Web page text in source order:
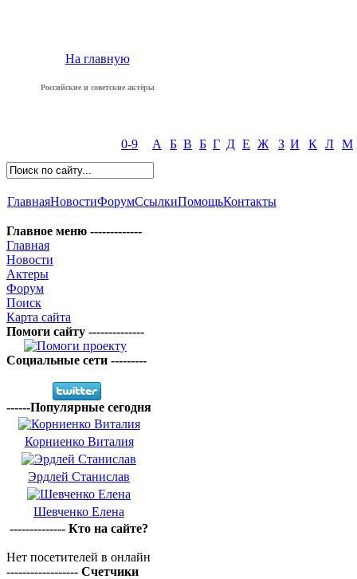
На главную
Российские и советские актёры
0-9 А Б В Б Г Д Е Ж З И К Л М
ГлавнаяНовостиФорумСсылкиПомощьКонтакты
Главное меню -------------
Главная
Новости
Актеры
Форум
Поиск
Карта сайта
Помоги сайту --------------
Социальные сети ---------
------Популярные сегодня
Корниенко Виталия
Эрдлей Станислав
Шевченко Елена
-------------- Кто на сайте?
Нет посетителей в онлайн
------------------ Счетчики